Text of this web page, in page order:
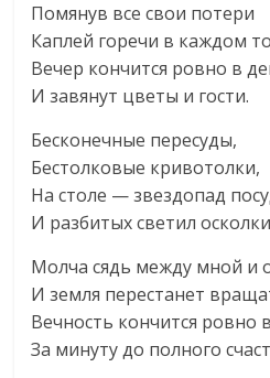
Помянув все свои потери
Каплей горечи в каждом
Вечер кончится ровно в
И завянут цветы и гости.
Бесконечные пересуды,
Бестолковые кривотолки,
На столе — звездопад
И разбитых светил
Молча сядь между мной и
И земля перестанет
Вечность кончится ровно
За минуту до полного